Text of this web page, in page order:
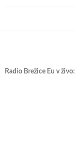
Radio Brežice Eu v živo: